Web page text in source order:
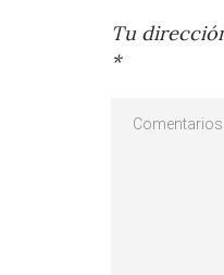
Tu
*